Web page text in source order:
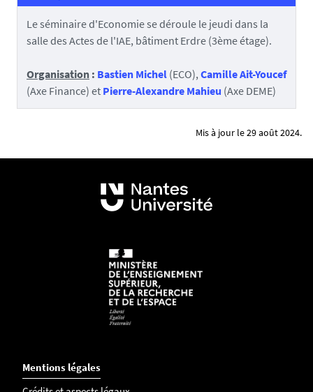
Le séminaire d'Economie se déroule le jeudi dans la
salle des Actes de l'IAE, bâtiment Erdre (3ème étage).
Organisation : Bastien Michel (ECO), Camille Ait-Youcef
(Axe Finance) et Pierre-Alexandre Mahieu (Axe DEME)
Mis à jour le 29 août 2024.
Mentions légales